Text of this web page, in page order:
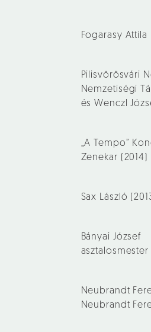
Fogarasy Attila
Pilisvörösvári
Nemzetiségi
és Wenczl
„A Tempo”
Zenekar (2014)
Sax László
Bányai József
asztalosmester
Neubrandt
Neubrandt